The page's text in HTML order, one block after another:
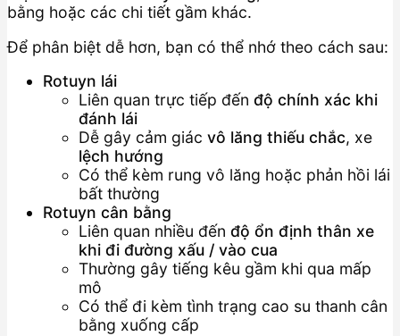
bằng hoặc các chi tiết gầm khác.
Để phân biệt dễ hơn, bạn có thể nhớ theo cách sau:
Rotuyn lái
Liên quan trực tiếp đến độ chính xác khi
đánh lái
Dễ gây cảm giác vô lăng thiếu chắc, xe
lệch hướng
Có thể kèm rung vô lăng hoặc phản hồi lái
bất thường
Rotuyn cân bằng
Liên quan nhiều đến độ ổn định thân xe
khi đi đường xấu / vào cua
Thường gây tiếng kêu gầm khi qua mấp
mô
Có thể đi kèm tình trạng cao su thanh cân
bằng xuống cấp